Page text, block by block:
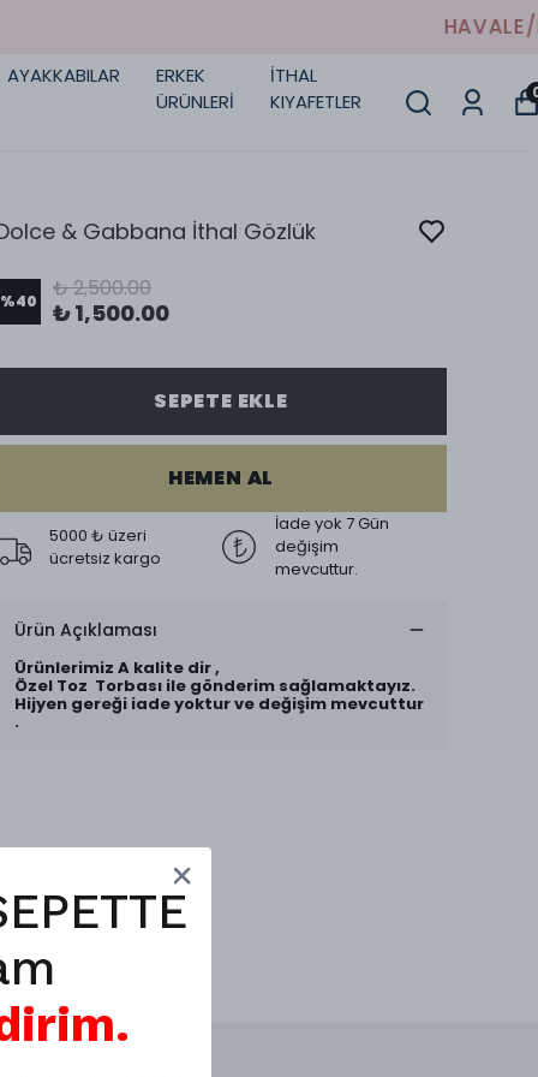
AYAKKABILAR
ERKEK
ÜRÜNLERİ
İTHAL
KIYAFETLER
& Gabbana İthal Gözlük
%40 ₺ 2,500.00
₺ 1,500.00
SEPETE EKLE
HEMEN AL
5000 ₺ üzeri
ücretsiz kargo
İade yok 7 Gün
değişim
mevcuttur.
Ürün Açıklaması
Ürünlerimiz A kalite dir ,
Özel Toz Torbası ile gönderim sağlamaktayız.
Hijyen gereği iade yoktur ve değişim mevcuttur
.